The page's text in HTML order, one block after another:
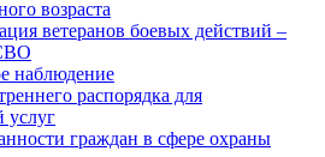
возраста
ветеранов боевых действий –
наблюдение
распорядка для
услуг
граждан в сфере охраны